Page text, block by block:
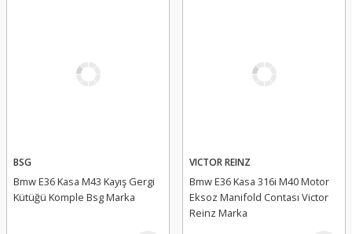
BSG
Bmw E36 Kasa M43 Kayış Gergi
Kütüğü Komple Bsg Marka
VICTOR REINZ
Bmw E36 Kasa 316i M40 Motor
Eksoz Manifold Contası Victor
Reinz Marka